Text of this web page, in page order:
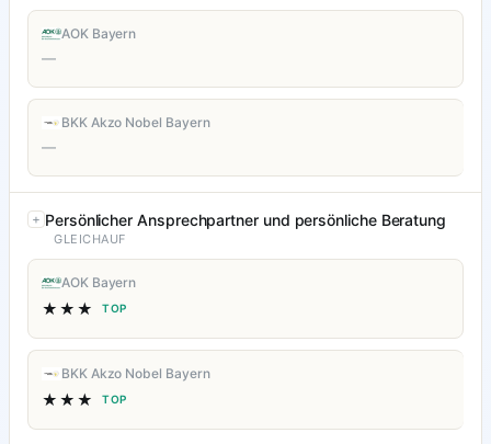
AOK Bayern
—
BKK Akzo Nobel Bayern
—
Persönlicher Ansprechpartner und persönliche Beratung
GLEICHAUF
AOK Bayern
★★★ TOP
BKK Akzo Nobel Bayern
★★★ TOP